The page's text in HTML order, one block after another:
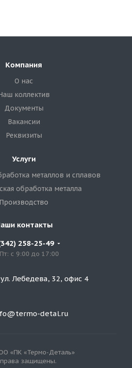
Компания
О нас
коллектив
Документы
Вакансии
Реквизиты
Услуги
металлов и сплавов
обработка металла
Производство
контакты
258-25-49
с 9:00 до 17:00
Лебедева, 32, офис 4
detal.ru
«ПК «Термо-Деталь»
защищены.